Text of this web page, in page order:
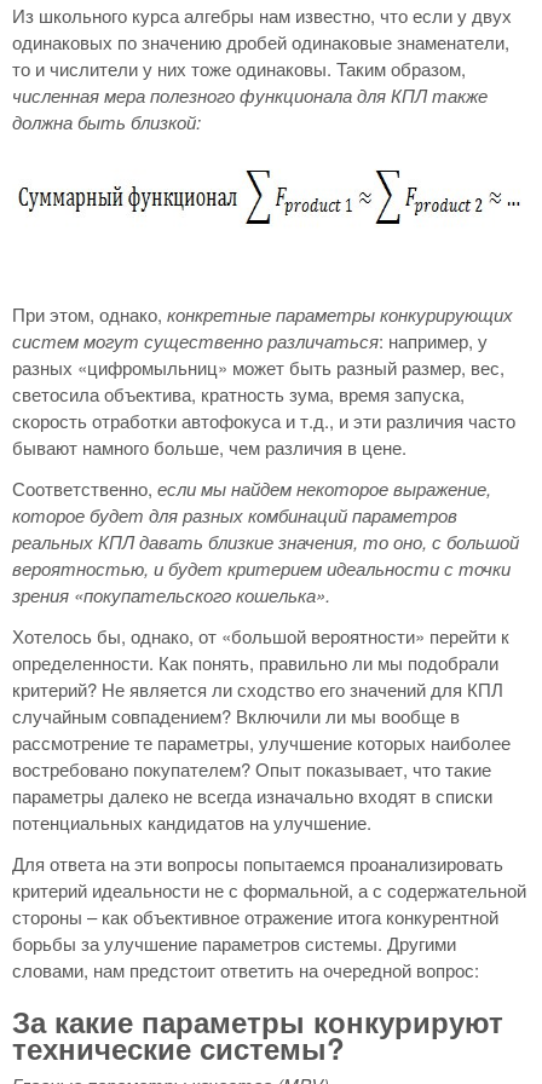
Из школьного курса алгебры нам известно, что если у двух
одинаковых по значению дробей одинаковые знаменатели,
то и числители у них тоже одинаковы. Таким образом,
численная мера полезного функционала для КПЛ также
должна быть близкой:
При этом, однако, конкретные параметры конкурирующих
систем могут существенно различаться: например, у
разных «цифромыльниц» может быть разный размер, вес,
светосила объектива, кратность зума, время запуска,
скорость отработки автофокуса и т.д., и эти различия часто
бывают намного больше, чем различия в цене.
Соответственно, если мы найдем некоторое выражение,
которое будет для разных комбинаций параметров
реальных КПЛ давать близкие значения, то оно, с большой
вероятностью, и будет критерием идеальностис точки
зрения «покупательского кошелька».
Хотелось бы, однако, от «большой вероятности» перейти к
определенности. Как понять, правильно ли мы подобрали
критерий? Не является ли сходство его значений для КПЛ
случайным совпадением? Включили ли мы вообще в
рассмотрение те параметры, улучшение которых наиболее
востребовано покупателем? Опыт показывает, что такие
параметры далеко не всегда изначально входят в списки
потенциальных кандидатов на улучшение.
Для ответа на эти вопросы попытаемся проанализировать
критерий идеальности не с формальной, а с содержательной
стороны – как объективное отражение итога конкурентной
борьбы за улучшение параметров системы. Другими
словами, нам предстоит ответить на очередной вопрос:
За какие параметры конкурируют
технические системы?